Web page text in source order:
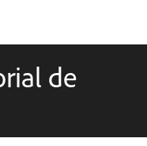
de